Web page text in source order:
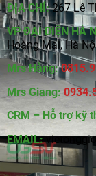
ĐỊA CHỈ: 267 Lê
VP ĐẠI DIỆN HÀ
Hoàng Mai, Hà
Mrs Hằng: 0815.
Mrs Giang:
CRM – Hỗ trợ kỹ
EMAIL: